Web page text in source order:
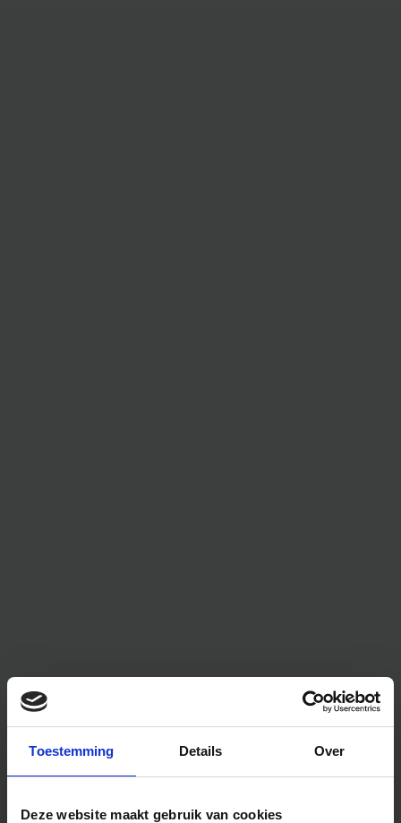
Toestemming Details Over
Deze website maakt gebruik van cookies